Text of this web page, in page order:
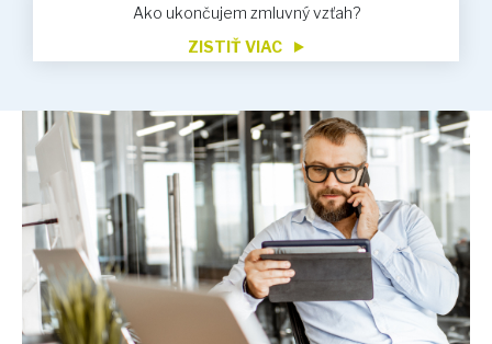
Ako ukončujem zmluvný vzťah?
ZISTIŤ VIAC